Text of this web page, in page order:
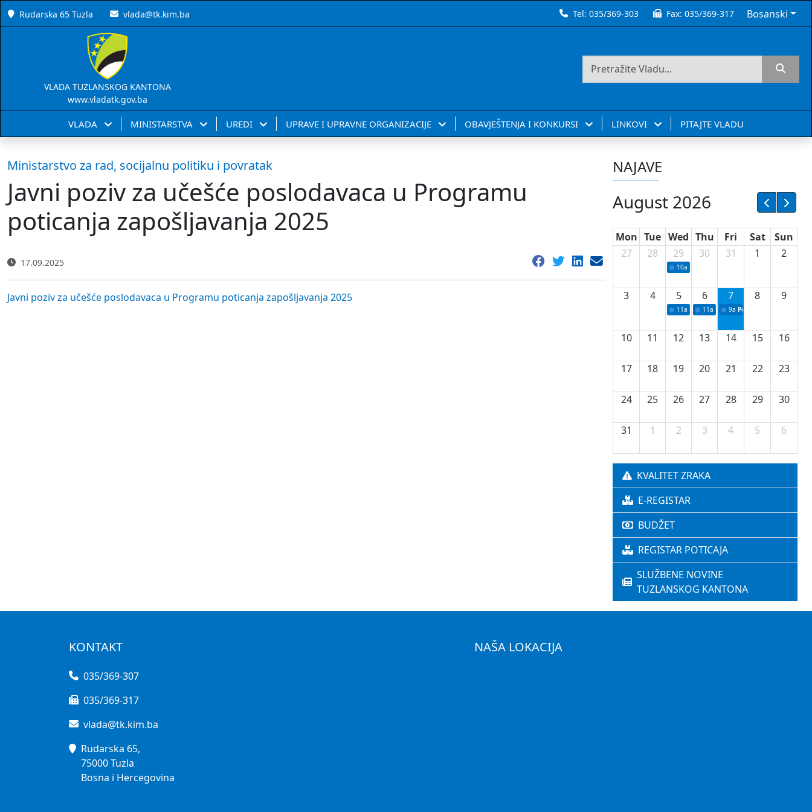
Rudarska 65 Tuzla vlada@tk.kim.ba Tel:035/369-303 Fax:035/369-317 Bosanski
VLADA TUZLANSKOG KANTONA
www.vladatk.gov.ba
VLADA MINISTARSTVA UREDI UPRAVE I UPRAVNE ORGANIZACIJE OBAVJEŠTENJA I KONKURSI LINKOVI PITAJTE VLADU
Ministarstvo za rad, socijalnu politiku i povratak
Javni poziv za učešće poslodavaca u Programu
poticanja zapošljavanja 2025
17.09.2025
Javni poziv za učešće poslodavaca u Programu poticanja zapošljavanja 2025
NAJAVE
August 2026
Mon Tue Wed Thu Fri Sat
Sun
27
28 29
10a Potpisivanje ugovora sa neprofitnim
30 31 1 2
3 4 5
11a Potpisivanje ugovora o stipendijama
6
11a Podrška razvoju vodne
7
9a Početak izgradnje nove
8 9
10 11 12 13 14 15 16
17 18 19 20 21 22 23
24 25 26 27 28 29 30
31 1 2 3 4 5 6
KVALITET ZRAKA
E-REGISTAR
BUDŽET
REGISTAR POTICAJA
SLUŽBENE NOVINE
TUZLANSKOG KANTONA
KONTAKT
035/369-307
035/369-317
vlada@tk.kim.ba
Rudarska 65,
75000 Tuzla
Bosna i Hercegovina
NAŠA LOKACIJA